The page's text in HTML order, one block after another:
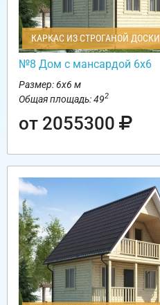
КАРКАС ИЗ СТРОГАНОЙ ДОСКИ
№8 Дом с мансардой 6х6
Размер: 6х6 м
Общая площадь: 492
от 2055300